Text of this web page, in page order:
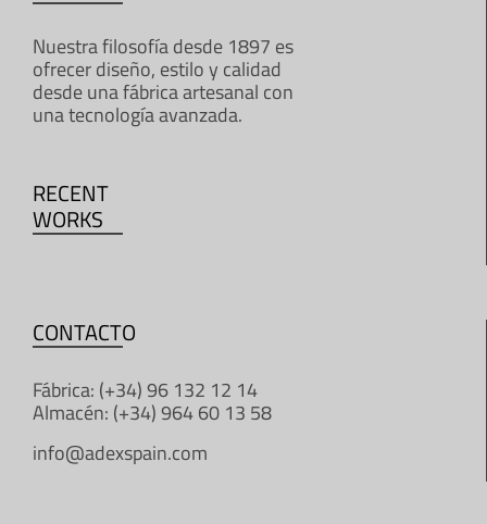
Nuestra filosofía desde 1897 es
ofrecer diseño, estilo y calidad
desde una fábrica artesanal con
una tecnología avanzada.
RECENT
WORKS
CONTACTO
Fábrica: (+34) 96 132 12 14
Almacén: (+34) 964 60 13 58
info@adexspain.com